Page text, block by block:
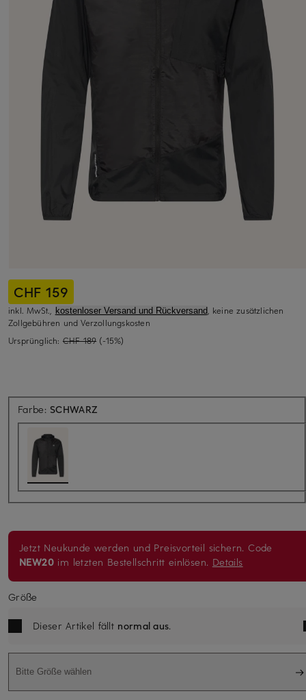
CHF 159
inkl. MwSt., kostenloser Versand und Rückversand, keine zusätzlichen
Zollgebühren und Verzollungskosten
Ursprünglich: CHF 189 (-15%)
Farbe: SCHWARZ
Jetzt Neukunde werden und Preisvorteil sichern. Code
NEW20 im letzten Bestellschritt einlösen. Details
Größe
Dieser Artikel fällt normal aus.
Bitte Größe wählen